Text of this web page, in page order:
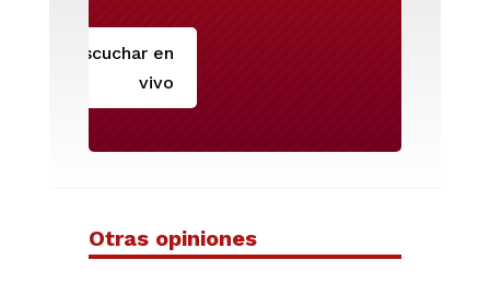
Escuchar en
vivo
Otras opiniones